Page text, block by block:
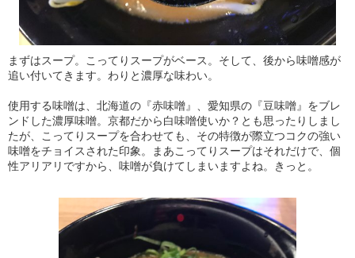
まずはスープ。こってりスープがベース。そして、後から味噌感が
追い付いてきます。わりと濃厚な味わい。
使用する味噌は、北海道の『赤味噌』、愛知県の『豆味噌』をブレ
ンドした濃厚味噌。京都だから白味噌使いか？とも思ったりしまし
たが、こってりスープを合わせても、その特徴が際立つコクの強い
味噌をチョイスされた印象。まあこってりスープはそれだけで、個
性アリアリですから、味噌が負けてしまいますよね。きっと。